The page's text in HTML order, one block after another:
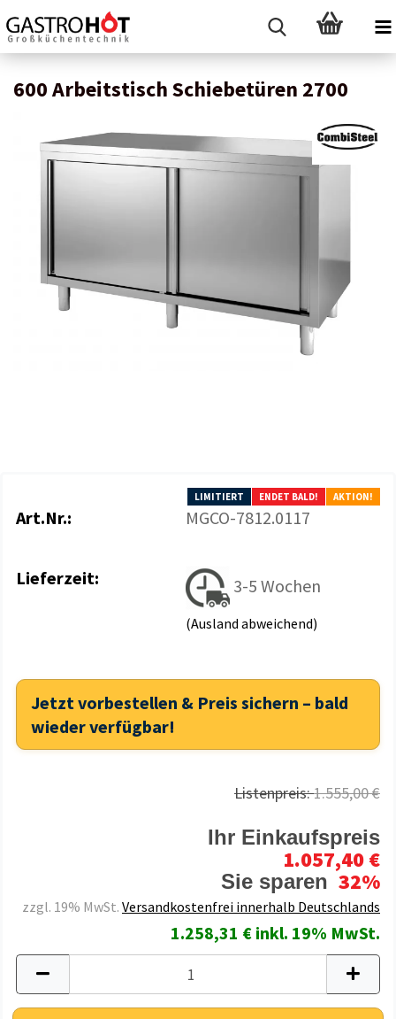
600 Arbeitstisch Schiebetüren 2700
LIMITIERT ENDET BALD! AKTION!
Art.Nr.: MGCO-7812.0117
Lieferzeit: 3-5 Wochen
(Ausland abweichend)
Jetzt vorbestellen & Preis sichern – bald
wieder verfügbar!
Listenpreis:1.555,00 €
Ihr Einkaufspreis
1.057,40 €
Sie sparen 32%
zzgl. 19% MwSt. Versandkostenfrei innerhalb Deutschlands
1.258,31 € inkl. 19% MwSt.